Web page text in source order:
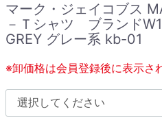
マーク・ジェイコブス
－Ｔシャツ ブランド
GREY グレー系 kb-01
※卸価格は会員登録後に表示さ